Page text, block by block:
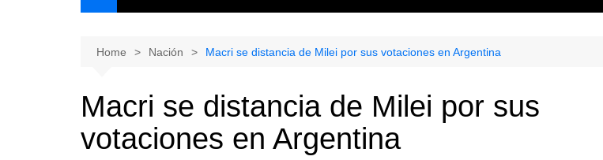
Home Nación Macri se distancia de Milei por sus votaciones en Argentina
Macri se distancia de Milei por sus
votaciones en Argentina